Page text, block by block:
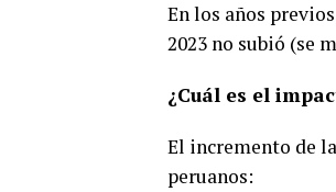
En los años
2023 no subió (se
¿Cuál es el
El incremento de
peruanos: